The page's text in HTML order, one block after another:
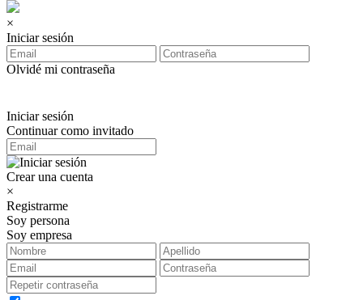
×
Iniciar sesión
Olvidé mi contraseña
Iniciar sesión
Continuar como invitado
Crear una cuenta
×
Registrarme
Soy persona
Soy empresa